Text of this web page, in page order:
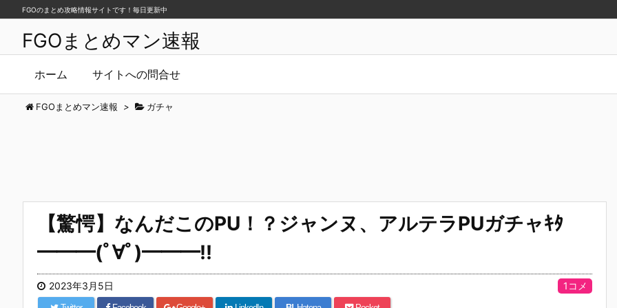
FGOまとめマン速報
ホーム サイトへの問合せ
FGOのまとめ攻略情報サイトです！毎日更新中
FGOまとめマン速報 > ガチャ
【驚愕】なんだこのPU！？ジャンヌ、アルテラPUガチャｷﾀ
━━━(ﾟ∀ﾟ)━━━!!
2023年3月5日 1コメ